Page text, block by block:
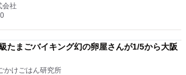
会社
たまごバイキング幻の卵屋さんが1/5から大阪
かけごはん研究所